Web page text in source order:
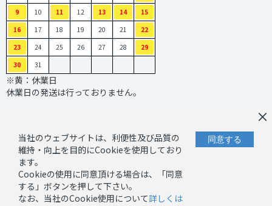
×
当社のウェブサイトは、利便性及び品質の
維持・向上を目的にCookieを使用しており
ます。
Cookieの使用に同意頂ける場合は、「同意
する」ボタンを押して下さい。
なお、当社のCookie使用について詳しくは
同意する
9
10 11 12 13 14
15
16
17 18 19 20 21
22
23
24 25 26 27 28
29
30
31
※黄：休業日
休業日の発送は行っておりません。
お問い合わせ｜プライバシーポリシー
キャンセルーポリシー ｜